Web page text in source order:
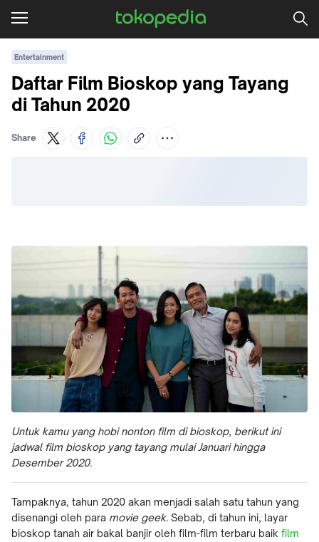
Entertainment
Daftar Film Bioskop yang Tayang
di Tahun 2020
Share
Untuk kamu yang hobi nonton film di bioskop, berikut ini
jadwal film bioskop yang tayang mulai Januari hingga
Desember 2020.
Tampaknya, tahun 2020 akan menjadi salah satu tahun yang
disenangi oleh para movie geek. Sebab, di tahun ini, layar
bioskop tanah air bakal banjir oleh film-film terbaru baik film